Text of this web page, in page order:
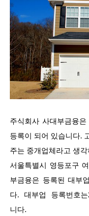
주식회사 사대부금융
등록이 되어 있습니다.
주는 중개업체라고 생
서울특별시 영등포구
부금융은 등록된 대부
다. 대부업 등록번호는
니다.